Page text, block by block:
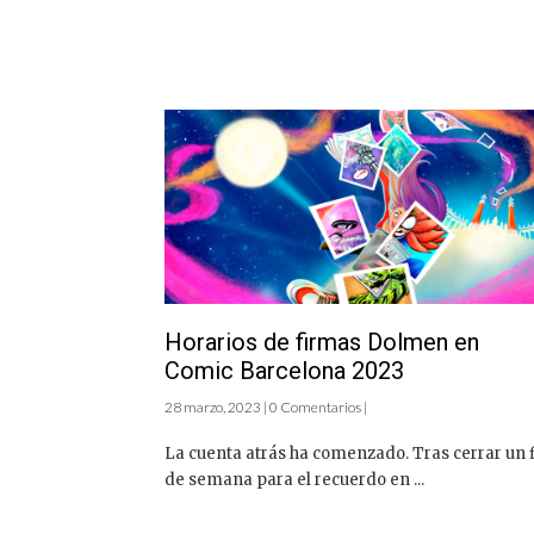
Horarios de firmas Dolmen en
Comic Barcelona 2023
28 marzo, 2023 | 0 Comentarios |
La cuenta atrás ha comenzado. Tras cerrar un
de semana para el recuerdo en ...